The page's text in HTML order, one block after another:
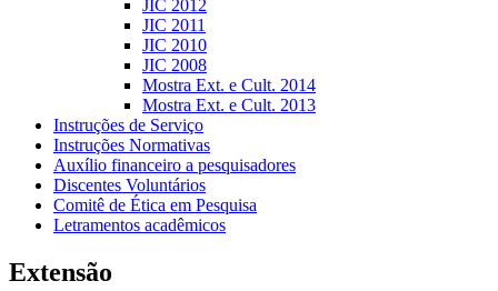
JIC 2012
JIC 2011
JIC 2010
JIC 2008
Mostra Ext. e Cult. 2014
Mostra Ext. e Cult. 2013
Instruções de Serviço
Instruções Normativas
Auxílio financeiro a pesquisadores
Discentes Voluntários
Comitê de Ética em Pesquisa
Letramentos acadêmicos
Extensão